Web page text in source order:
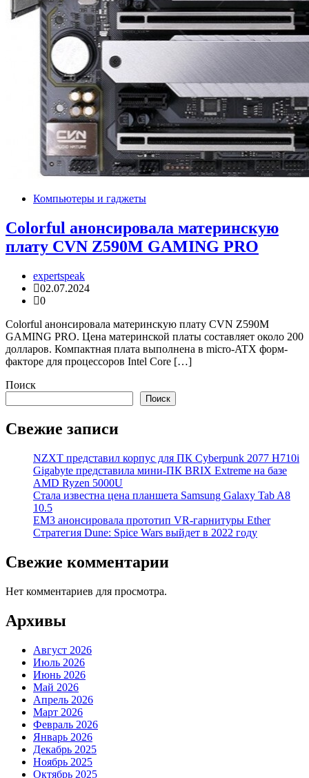
Компьютеры и гаджеты
Colorful анонсировала материнскую
плату CVN Z590M GAMING PRO
expertspeak
02.07.2024
0
Colorful анонсировала материнскую плату CVN Z590M
GAMING PRO. Цена материнской платы составляет около 200
долларов. Компактная плата выполнена в micro-ATX форм-
факторе для процессоров Intel Core […]
Поиск
Поиск
Свежие записи
NZXT представил корпус для ПК Cyberpunk 2077 H710i
Gigabyte представила мини-ПК BRIX Extreme на базе
AMD Ryzen 5000U
Стала известна цена планшета Samsung Galaxy Tab A8
10.5
EM3 анонсировала прототип VR-гарнитуры Ether
Стратегия Dune: Spice Wars выйдет в 2022 году
Свежие комментарии
Нет комментариев для просмотра.
Архивы
Август 2026
Июль 2026
Июнь 2026
Май 2026
Апрель 2026
Март 2026
Февраль 2026
Январь 2026
Декабрь 2025
Ноябрь 2025
Октябрь 2025